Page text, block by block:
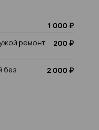
1 000 ₽
ремонт
200 ₽
без
2 000 ₽